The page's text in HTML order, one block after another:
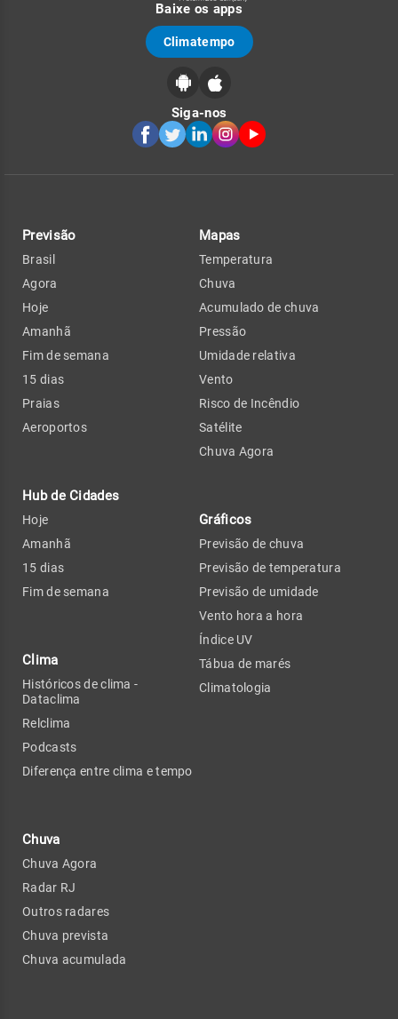
Baixe os apps
Climatempo
Siga-nos
Previsão
Brasil
Agora
Hoje
Amanhã
Fim de semana
15 dias
Praias
Aeroportos
Hub de Cidades
Hoje
Amanhã
15 dias
Fim de semana
Clima
Históricos de clima -
Dataclima
Relclima
Podcasts
Diferença entre clima e tempo
Chuva
Chuva Agora
Radar RJ
Outros radares
Chuva prevista
Chuva acumulada
Mapas
Temperatura
Chuva
Acumulado de chuva
Pressão
Umidade relativa
Vento
Risco de Incêndio
Satélite
Chuva Agora
Gráficos
Previsão de chuva
Previsão de temperatura
Previsão de umidade
Vento hora a hora
Índice UV
Tábua de marés
Climatologia